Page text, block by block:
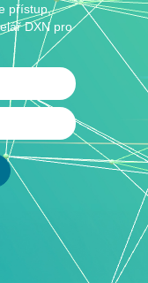
přístup,
DXN pro